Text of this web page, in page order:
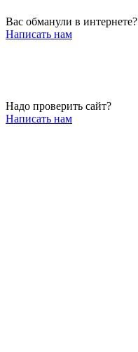
Вас обманули в интернете?
Написать нам
Надо проверить сайт?
Написать нам